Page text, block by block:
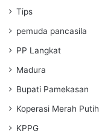
Tips
pemuda pancasila
PP Langkat
Madura
Bupati Pamekasan
Koperasi Merah Putih
KPPG